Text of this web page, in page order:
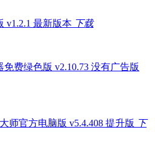
v1.2.1 最新版本 下载
免费绿色版 v2.10.73 没有广告版
师官方电脑版 v5.4.408 提升版 下